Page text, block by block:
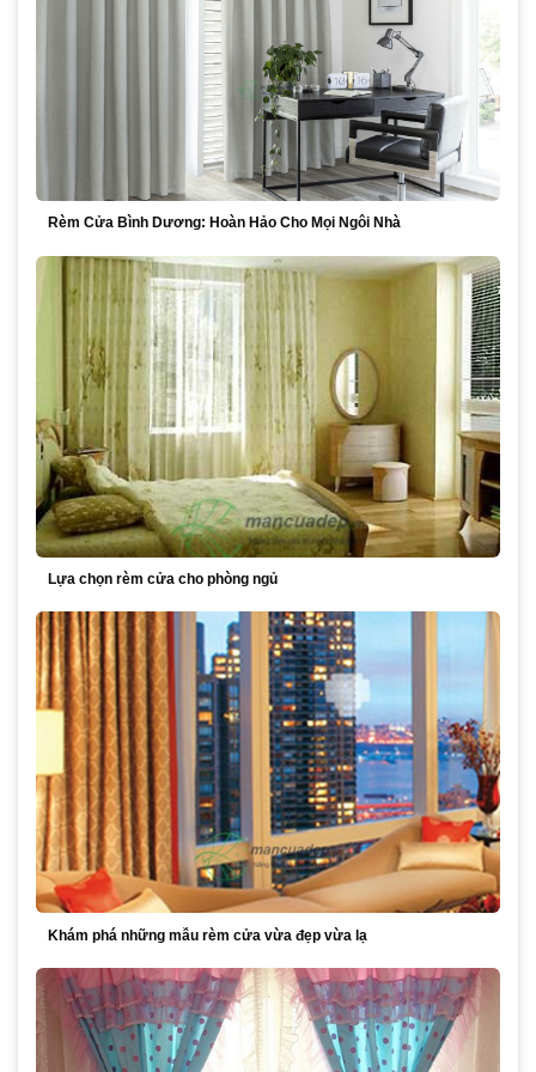
Rèm Cửa Bình Dương: Hoàn Hảo Cho Mọi Ngôi Nhà
Lựa chọn rèm cửa cho phòng ngủ
Khám phá những mẫu rèm cửa vừa đẹp vừa lạ